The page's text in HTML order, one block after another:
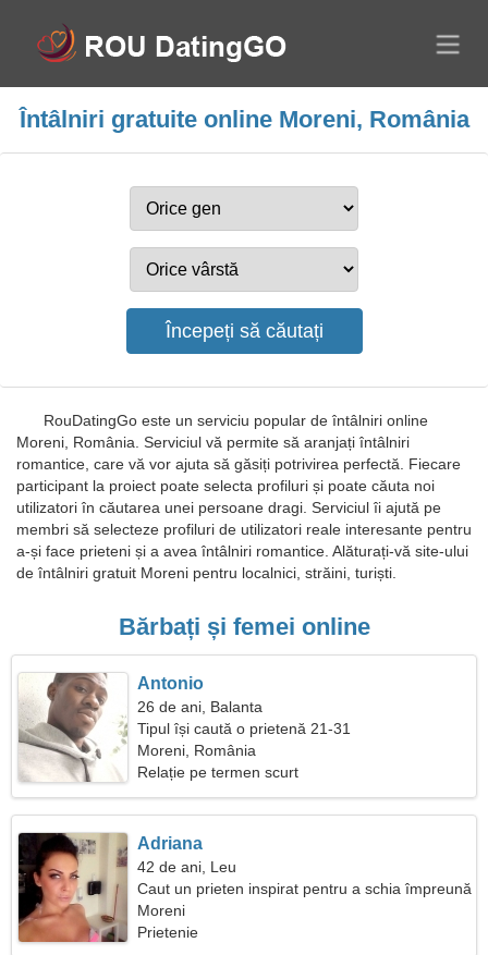
Întâlniri gratuite online Moreni, România
RouDatingGo este un serviciu popular de întâlniri online
Moreni, România. Serviciul vă permite să aranjați întâlniri
romantice, care vă vor ajuta să găsiți potrivirea perfectă. Fiecare
participant la proiect poate selecta profiluri și poate căuta noi
utilizatori în căutarea unei persoane dragi. Serviciul îi ajută pe
membri să selecteze profiluri de utilizatori reale interesante pentru
a-și face prieteni și a avea întâlniri romantice. Alăturați-vă site-ului
de întâlniri gratuit Moreni pentru localnici, străini, turiști.
Bărbați și femei online
Antonio
26 de ani, Balanta
Tipul își caută o prietenă 21-31
Moreni, România
Relație pe termen scurt
Adriana
42 de ani, Leu
Caut un prieten inspirat pentru a schia împreună
Moreni
Prietenie